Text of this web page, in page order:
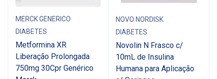
MERCK GENERICO
DIABETES
Metformina XR
Liberação Prolongada
750mg 30Cpr Genérico
NOVO NORDISK
DIABETES
Novolin N Frasco c/
10mL de Insulina
Humana para Aplicação